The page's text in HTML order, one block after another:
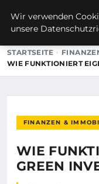
EVET ICH
STARTSEITE
WIE FUNKTIONIERT
FINANZEN &
WIE
GREEN
Wir verwenden
unsere